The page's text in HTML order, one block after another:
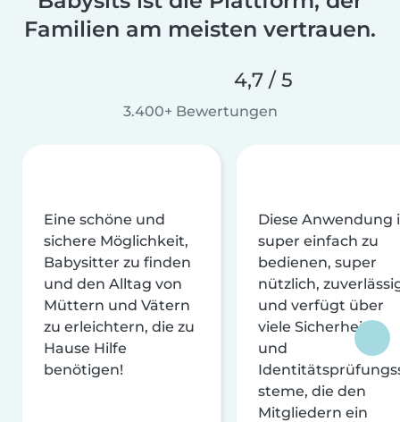
Familien am meisten vertrauen.
4,7 / 5
3.400+ Bewertungen
Eine schöne und
sichere Möglichkeit,
Babysitter zu finden
und den Alltag von
Müttern und Vätern
zu erleichtern, die zu
Hause Hilfe
benötigen!
Diese Anwendung
super einfach zu
bedienen, super
nützlich,
und verfügt über
viele Sicherheits-
und
steme, die den
Mitgliedern ein